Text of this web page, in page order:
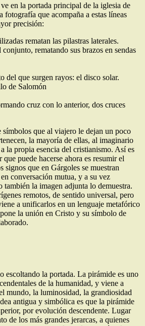
en la portada principal de la iglesia de
fotografía que acompaña a estas líneas
precisión:
rematan las pilastras laterales.
rematando sus brazos en sendas
del que surgen rayos: el disco solar.
de Salomón
cruz con lo anterior, dos cruces
que al viajero le dejan un poco
la mayoría de ellas, al imaginario
la propia esencia del cristianismo. Así es
puede hacerse ahora es resumir el
signos que en Gárgoles se muestran
conversación mutua, y a su vez
también la imagen adjunta lo demuestra.
remotos, de sentido universal, pero
a unificarlos en un lenguaje metafórico
la unión en Cristo y su símbolo de
escoltando la portada. La pirámide es uno
de la humanidad, y viene a
mundo, la luminosidad, la grandiosidad
antigua y simbólica es que la pirámide
por evolución descendente. Lugar
de los más grandes jerarcas, a quienes